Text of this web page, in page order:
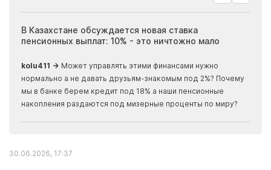
В Казахстане обсуждается новая ставка
пенсионных выплат: 10% - это ничтожно мало
kolu411 → Может управлять этими финансами нужно
нормально а не давать друзьям-знакомым под 2%? Почему
мы в банке берем кредит под 18% а наши пенсионные
накопления раздаются под мизерные проценты по миру?
30.06.2026, 17:37